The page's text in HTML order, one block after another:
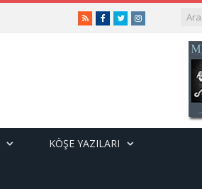
RSSFacebook
TwitterInstagram
KÖŞE YAZILARI